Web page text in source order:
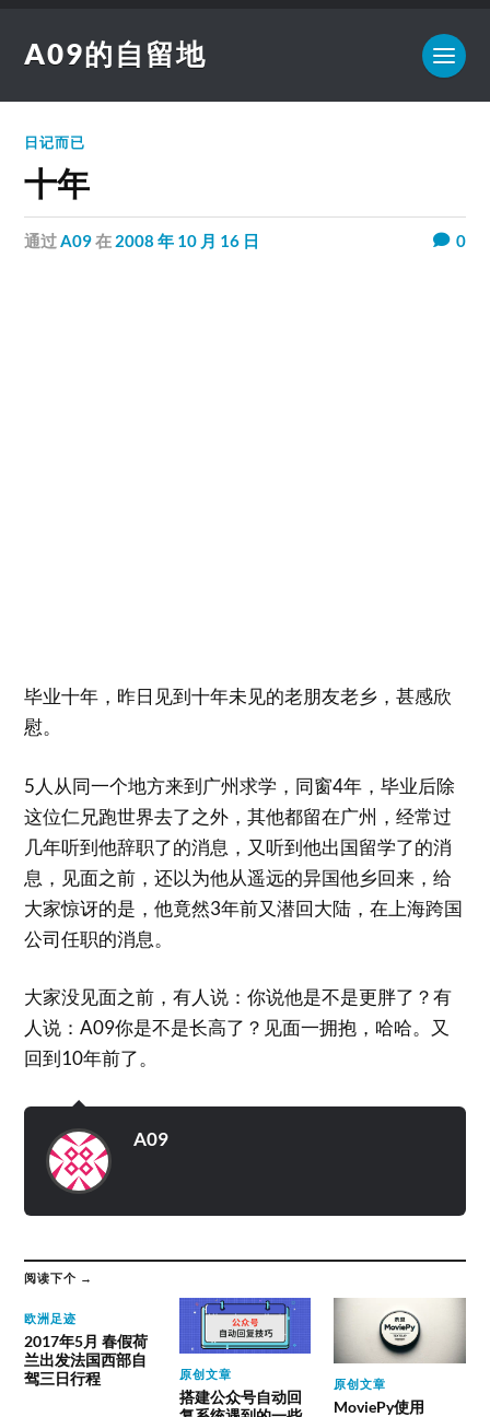
A09的自留地
日记而已
十年
通过A09在 2008 年 10 月 16 日 0
毕业十年，昨日见到十年未见的老朋友老乡，甚感欣
慰。
5人从同一个地方来到广州求学，同窗4年，毕业后除
这位仁兄跑世界去了之外，其他都留在广州，经常过
几年听到他辞职了的消息，又听到他出国留学了的消
息，见面之前，还以为他从遥远的异国他乡回来，给
大家惊讶的是，他竟然3年前又潜回大陆，在上海跨国
公司任职的消息。
大家没见面之前，有人说：你说他是不是更胖了？有
人说：A09你是不是长高了？见面一拥抱，哈哈。又
回到10年前了。
A09
阅读下个 →
欧洲足迹
2017年5月 春假荷
兰出发法国西部自
驾三日行程
原创文章
搭建公众号自动回
原创文章
MoviePy使用